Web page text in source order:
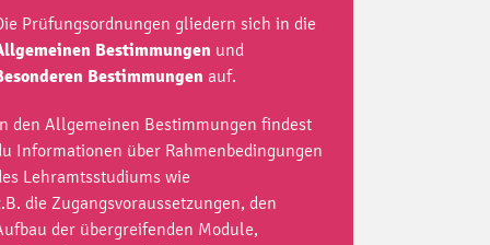
Prüfungsordnungen gliedern sich in die
Bestimmungen und
Bestimmungen auf.
den Allgemeinen Bestimmungen findest
Informationen über Rahmenbedingungen
Lehramtsstudiums wie
die Zugangsvoraussetzungen, den
der übergreifenden Module,